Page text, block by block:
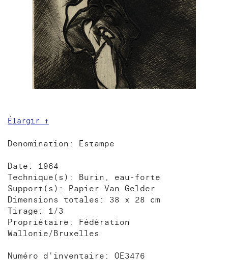
Élargir ↑
Denomination: Estampe
Date: 1964
Technique(s): Burin, eau-forte
Support(s): Papier Van Gelder
Dimensions totales: 38 x 28 cm
Tirage: 1/3
Propriétaire: Fédération
Wallonie/Bruxelles
Numéro d'inventaire: OE3476